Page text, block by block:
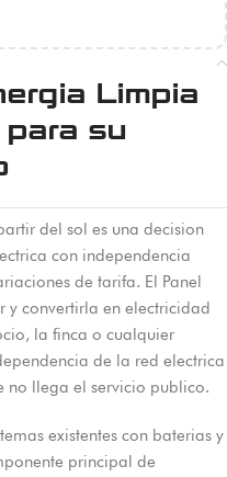
Limpia
su
del sol es una decision
con independencia
de tarifa. El Panel
y convertirla en electricidad
la finca o cualquier
de la red electrica
no llega el servicio publico.
existentes con baterias y
principal de